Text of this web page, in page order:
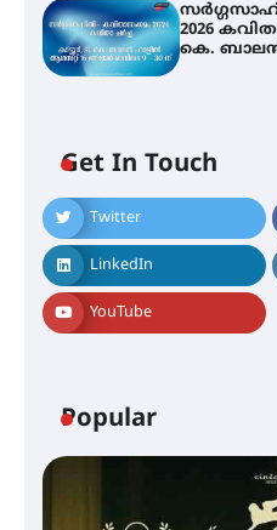
2026
കെ.
Get In Touch
Twitter
LinkedIn
YouTube
Popular
സെന്റ്